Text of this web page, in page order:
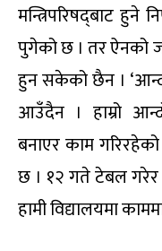
मन्त्रिपरिषद्‌बाट हुने
पुगेको छ । तर ऐनको
हुन सकेको छैन ।
आउँदैन । हाम्रो
बनाएर काम
छ । १२ गते टेबल
हामी विद्यालयमा